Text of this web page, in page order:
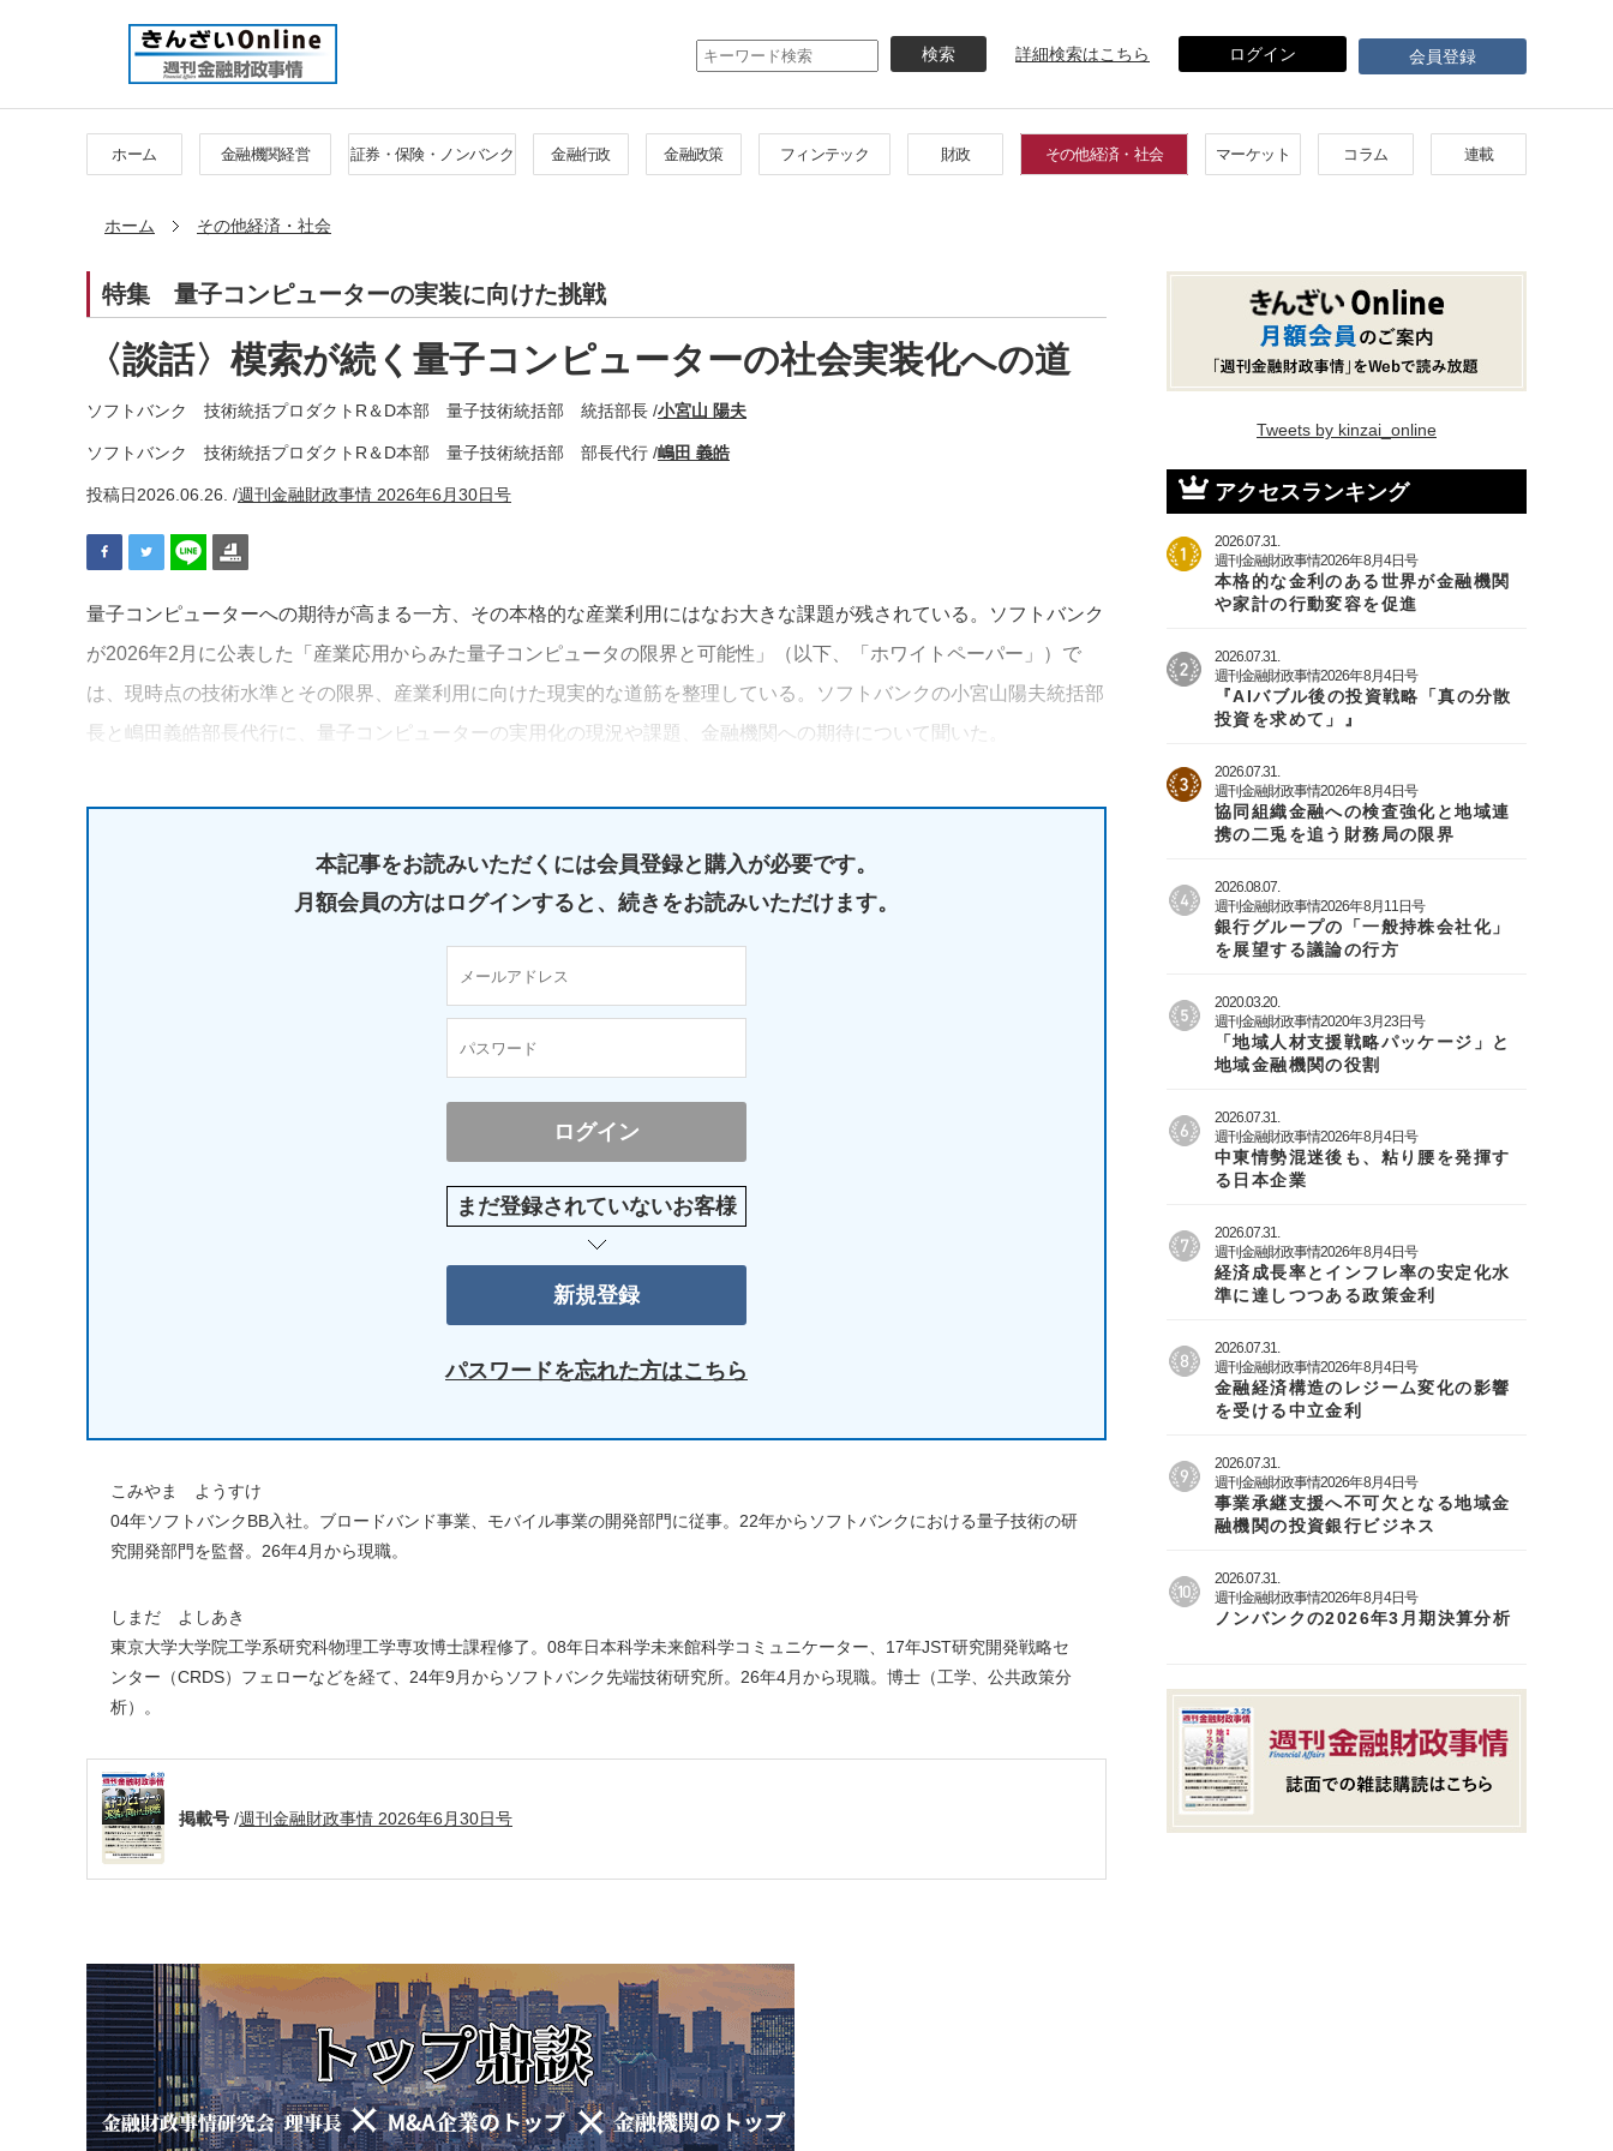
イ
ン
テ
ン
詳細検索はこちら ログイン 会員登録
ホーム 金融機関経営 証券・保険・ノンバンク 金融行政 金融政策 フィンテック 財政 その他経済・社会 マーケット コラム 連載
ホーム その他経済・社会
特集 量子コンピューターの実装に向けた挑戦
〈談話〉模索が続く量子コンピューターの社会実装化への道
ソフトバンク 技術統括プロダクトR＆D本部 量子技術統括部 統括部長 /小宮山 陽夫
ソフトバンク 技術統括プロダクトR＆D本部 量子技術統括部 部長代行 /嶋田 義皓
投稿日2026.06.26. /週刊金融財政事情 2026年6月30日号
量子コンピューターへの期待が高まる一方、その本格的な産業利用にはなお大きな課題が残されている。ソフトバンク
が2026年2月に公表した「産業応用からみた量子コンピュータの限界と可能性」（以下、「ホワイトペーパー」）で
は、現時点の技術水準とその限界、産業利用に向けた現実的な道筋を整理している。ソフトバンクの小宮山陽夫統括部
長と嶋田義皓部長代行に、量子コンピューターの実用化の現況や課題、金融機関への期待について聞いた。
本記事をお読みいただくには会員登録と購入が必要です。
月額会員の方はログインすると、 続きをお読みいただけます。
まだ登録されていないお客様
パスワードを忘れた方はこちら
こみやま ようすけ
04年ソフトバンクBB入社。ブロードバンド事業、モバイル事業の開発部門に従事。22年からソフトバンクにおける量子技術の研
究開発部門を監督。26年4月から現職。
しまだ よしあき
東京大学大学院工学系研究科物理工学専攻博士課程修了。08年日本科学未来館科学コミュニケーター、17年JST研究開発戦略セ
ンター（CRDS）フェローなどを経て、24年9月からソフトバンク先端技術研究所。26年4月から現職。博士（工学、公共政策分
析）。
掲載号 /週刊金融財政事情 2026年6月30日号
Tweets by kinzai_online
アクセスランキング
2026.07.31.
週刊金融財政事情2026年8月4日号
本格的な金利のある世界が金融機関
や家計の行動変容を促進
2026.07.31.
週刊金融財政事情2026年8月4日号
『AIバブル後の投資戦略「真の分散
投資を求めて」』
2026.07.31.
週刊金融財政事情2026年8月4日号
協同組織金融への検査強化と地域連
携の二兎を追う財務局の限界
2026.08.07.
週刊金融財政事情2026年8月11日号
銀行グループの「一般持株会社化」
を展望する議論の行方
2020.03.20.
週刊金融財政事情2020年3月23日号
「地域人材支援戦略パッケージ」と
地域金融機関の役割
2026.07.31.
週刊金融財政事情2026年8月4日号
中東情勢混迷後も、粘り腰を発揮す
る日本企業
2026.07.31.
週刊金融財政事情2026年8月4日号
経済成長率とインフレ率の安定化水
準に達しつつある政策金利
2026.07.31.
週刊金融財政事情2026年8月4日号
金融経済構造のレジーム変化の影響
を受ける中立金利
2026.07.31.
週刊金融財政事情2026年8月4日号
事業承継支援へ不可欠となる地域金
融機関の投資銀行ビジネス
2026.07.31.
週刊金融財政事情2026年8月4日号
ノンバンクの2026年3月期決算分析